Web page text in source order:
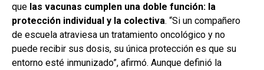
que las vacunas cumplen una doble función: la
protección individual y la colectiva. “Si un compañero
de escuela atraviesa un tratamiento oncológico y no
puede recibir sus dosis, su única protección es que su
entorno esté inmunizado”, afirmó. Aunque definió la